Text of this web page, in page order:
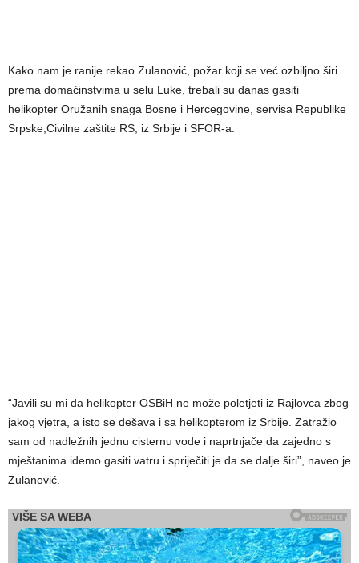
Kako nam je ranije rekao Zulanović, požar koji se već ozbiljno širi
prema domaćinstvima u selu Luke, trebali su danas gasiti
helikopter Oružanih snaga Bosne i Hercegovine, servisa Republike
Srpske,Civilne zaštite RS, iz Srbije i SFOR-a.
“Javili su mi da helikopter OSBiH ne može poletjeti iz Rajlovca zbog
jakog vjetra, a isto se dešava i sa helikopterom iz Srbije. Zatražio
sam od nadležnih jednu cisternu vode i naprtnjače da zajedno s
mještanima idemo gasiti vatru i spriječiti je da se dalje širi”, naveo je
Zulanović.